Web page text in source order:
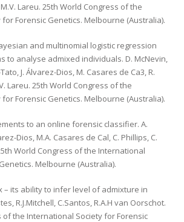
Lareu. 25th World Congress of the
Forensic Genetics. Melbourne (Australia).
and multinomial logistic regression
to analyse admixed individuals. D. McNevin,
J. Álvarez-Dios, M. Casares de Ca3, R.
Lareu. 25th World Congress of the
Forensic Genetics. Melbourne (Australia).
to an online forensic classifier. A.
Dios, M.A. Casares de Cal, C. Phillips, C.
World Congress of the International
Melbourne (Australia).
– its ability to infer level of admixture in
R.J.Mitchell, C.Santos, R.A.H van Oorschot.
of the International Society for Forensic